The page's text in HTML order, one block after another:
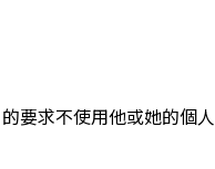
要求不使用他或她的個人